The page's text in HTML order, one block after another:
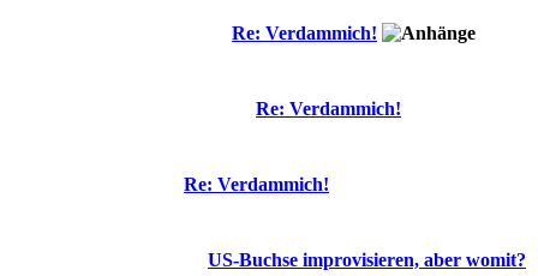
Re: Verdammich!
Re: Verdammich!
Re: Verdammich!
US-Buchse improvisieren, aber womit?